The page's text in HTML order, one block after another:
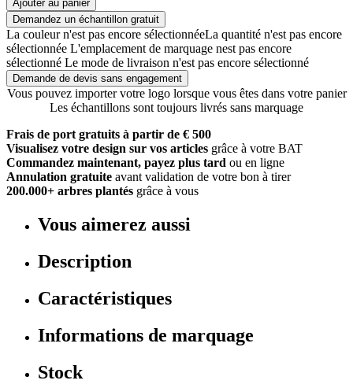
Ajouter au panier
Demandez un échantillon gratuit
La couleur n'est pas encore sélectionnéeLa quantité n'est pas encore
sélectionnée L'emplacement de marquage nest pas encore
sélectionné Le mode de livraison n'est pas encore sélectionné
Demande de devis sans engagement
Vous pouvez importer votre logo lorsque vous êtes dans votre panier
Les échantillons sont toujours livrés sans marquage
Frais de port gratuits à partir de € 500
Visualisez votre design sur vos articles grâce à votre BAT
Commandez maintenant, payez plus tard ou en ligne
Annulation gratuite avant validation de votre bon à tirer
200.000+ arbres plantés grâce à vous
Vous aimerez aussi
Description
Caractéristiques
Informations de marquage
Stock